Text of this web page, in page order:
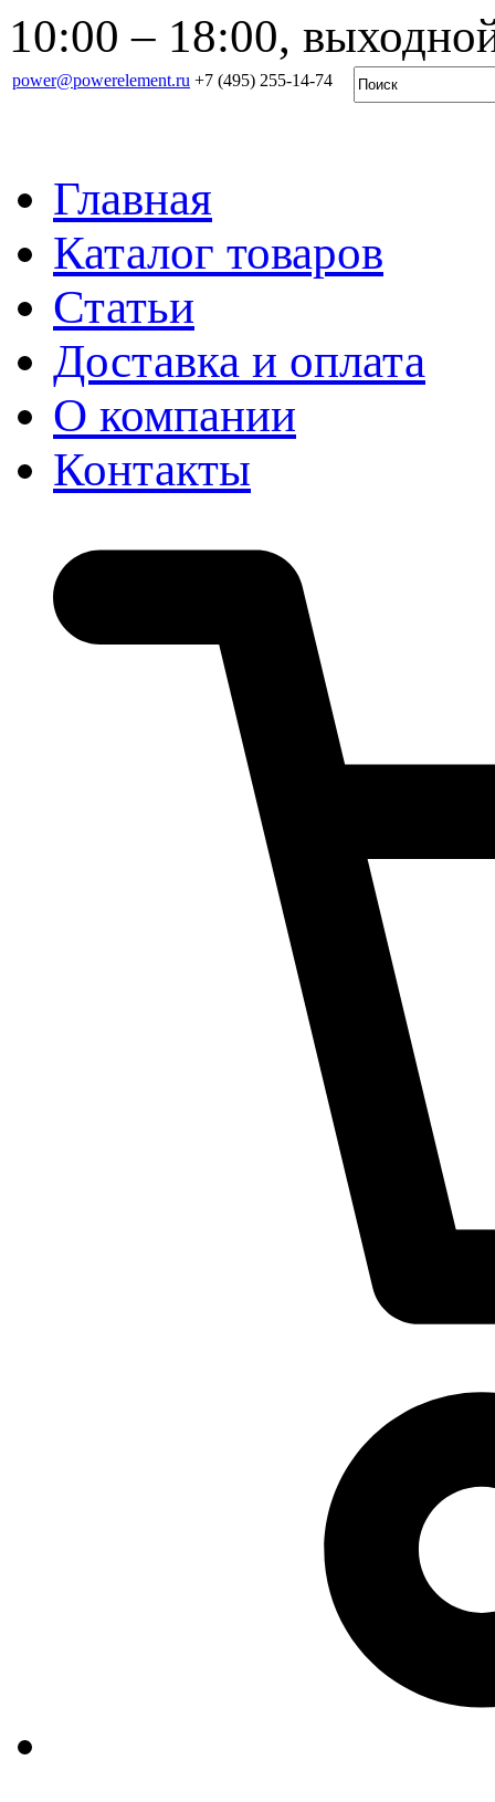
10:00 – 18:00,
power@powerelement.ru +7 (495) 255-14-74
Главная
Каталог товаров
Статьи
Доставка и оплата
О компании
Контакты